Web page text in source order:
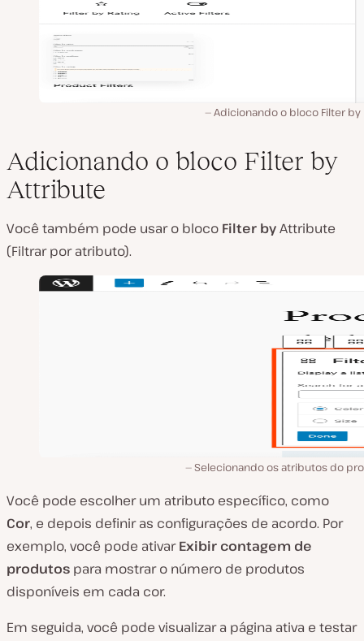
Adicionando o bloco Filter by
Adicionando o bloco Filter by
Attribute
Você também pode usar o bloco Filter byAttribute
(Filtrar por atributo).
Selecionando os atributos do
Você pode escolher um atributo específico, como
Cor, e depois definir as configurações de acordo. Por
exemplo, você pode ativarExibir contagem de
produtos para mostrar o número de produtos
disponíveis em cada cor.
Em seguida, você pode visualizar a página ativa e testar